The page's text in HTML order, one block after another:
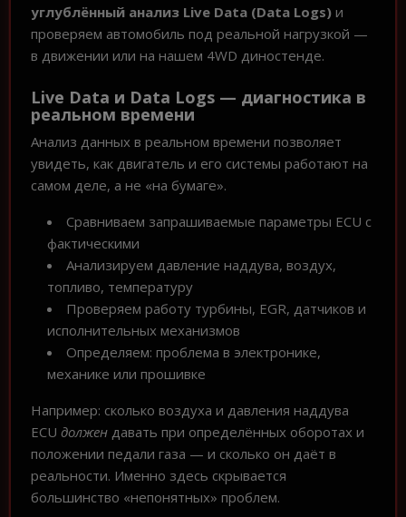
углублённый анализ Live Data (Data Logs) и
проверяем автомобиль под реальной нагрузкой —
в движении или на нашем 4WD диностенде.
Live Data и Data Logs — диагностика в
реальном времени
Анализ данных в реальном времени позволяет
увидеть, как двигатель и его системы работают на
самом деле, а не «на бумаге».
Сравниваем запрашиваемые параметры ECU с
фактическими
Анализируем давление наддува, воздух,
топливо, температуру
Проверяем работу турбины, EGR, датчиков и
исполнительных механизмов
Определяем: проблема в электронике,
механике или прошивке
Например: сколько воздуха и давления наддува
ECU должен давать при определённых оборотах и
положении педали газа — и сколько он даёт в
реальности. Именно здесь скрывается
большинство «непонятных» проблем.